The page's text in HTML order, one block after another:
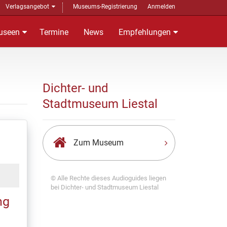
Verlagsangebot Museums-Registrierung Anmelden
Termine News Empfehlungen
Dichter- und
Stadtmuseum Liestal
Zum Museum
© Alle Rechte dieses Audioguides liegen
bei Dichter- und Stadtmuseum Liestal